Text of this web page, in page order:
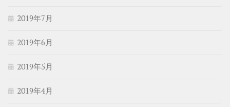
2019年7月
2019年6月
2019年5月
2019年4月